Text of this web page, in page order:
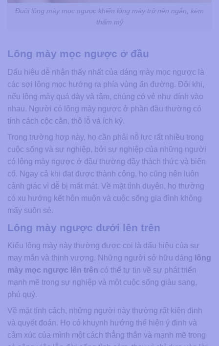
Đuôi lông mày mọc ngược khiến lông mày trở nên ngắn, kém
thẩm mỹ
Lông mày mọc ngược ở đầu
Dấu hiệu dễ nhận thấy nhất của dáng mày mọc ngược là
các sợi lông mọc hướng ra phía vùng ấn đường. Đôi khi,
nếu lông mày quá dày và rậm, chúng có vẻ như dính vào
nhau. Người có lông mày ngược ở phần đầu thường có
tính cách cộc cằn, thô lỗ và ích kỷ.
Trong trường hợp này, họ cần phải nỗ lực rất nhiều trong
cuộc sống và sự nghiệp, bởi sự nghiệp của những người
có lông mày ngược ở đầu thường đầy thách thức và biến
cố. Ngay cả khi đạt được thành công, họ cũng nên luôn
cảnh giác vì dễ bị mất mát. Về mặt tình duyên, họ thường
có xu hướng kết hôn muộn và cuộc sống gia đình không
mấy suôn sẻ.
Lông mày ngược dưới lên trên
Kiểu lông mày này thường được coi là dấu hiệu của sự
may mắn và thịnh vượng. Những người sở hữu dáng lông
mày mọc ngược lên trên có thể tự tin về sự phát triển
mạnh mẽ trong sự nghiệp và một cuộc sống giàu sang,
phú quý.
Về mặt tính cách, những người này thường rất kiên định
và quyết đoán. Họ có khuynh hướng thể hiện ý định và
cảm xúc của mình một cách thẳng thắn và mạnh mẽ trong